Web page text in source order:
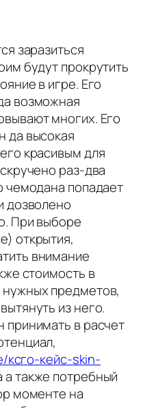
заразиться
будут прокрутить
в игре. Его
возможная
многих. Его
да высокая
красивым для
раз-два
чемодана попадает
дозволено
При выборе
открытия,
внимание
стоимость в
предметов,
из него.
в расчет
ксго-кейс-skin-
также потребный
моменте на